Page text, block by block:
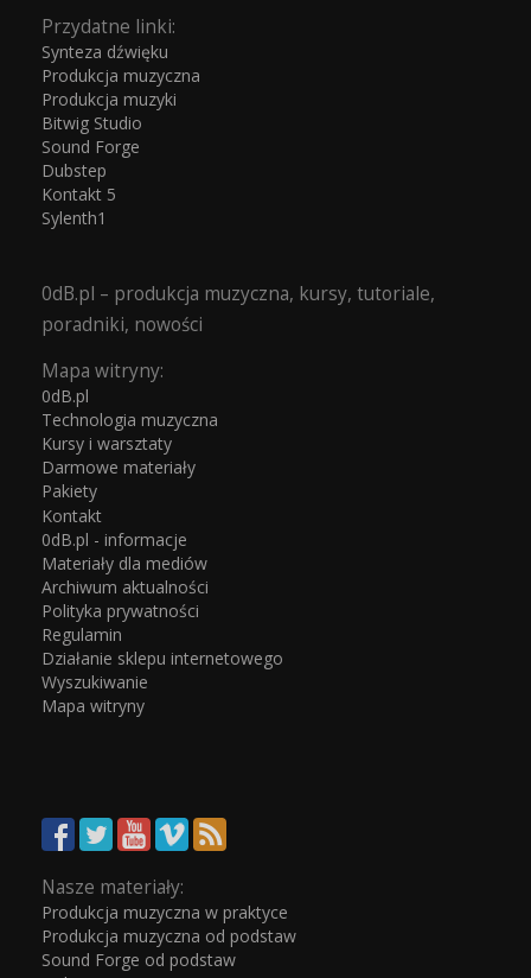
Przydatne linki:
Synteza dźwięku
Produkcja muzyczna
Produkcja muzyki
Bitwig Studio
Sound Forge
Dubstep
Kontakt 5
Sylenth1
0dB.pl – produkcja muzyczna, kursy, tutoriale,
poradniki, nowości
Mapa witryny:
0dB.pl
Technologia muzyczna
Kursy i warsztaty
Darmowe materiały
Pakiety
Kontakt
0dB.pl - informacje
Materiały dla mediów
Archiwum aktualności
Polityka prywatności
Regulamin
Działanie sklepu internetowego
Wyszukiwanie
Mapa witryny
Nasze materiały:
Produkcja muzyczna w praktyce
Produkcja muzyczna od podstaw
Sound Forge od podstaw